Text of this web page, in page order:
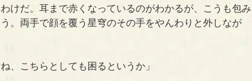
けだ。耳まで赤くなっているのがわかるが、こうも包み
。両手で顔を覆う星穹のその手をやんわりと外しなが
、こちらとしても困るというか」